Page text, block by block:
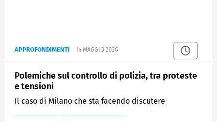
APPROFONDIMENTI 14 MAGGIO 2026
Polemiche sul controllo di polizia, tra proteste
e tensioni
Il caso di Milano che sta facendo discutere